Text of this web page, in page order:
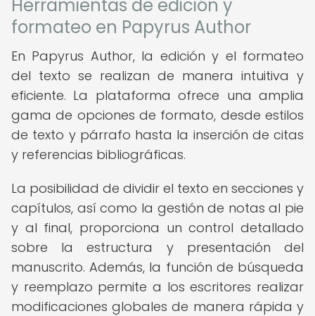
Herramientas de edición y
formateo en Papyrus Author
En Papyrus Author, la edición y el formateo
del texto se realizan de manera intuitiva y
eficiente. La plataforma ofrece una amplia
gama de opciones de formato, desde estilos
de texto y párrafo hasta la inserción de citas
y referencias bibliográficas.
La posibilidad de dividir el texto en secciones y
capítulos, así como la gestión de notas al pie
y al final, proporciona un control detallado
sobre la estructura y presentación del
manuscrito. Además, la función de búsqueda
y reemplazo permite a los escritores realizar
modificaciones globales de manera rápida y